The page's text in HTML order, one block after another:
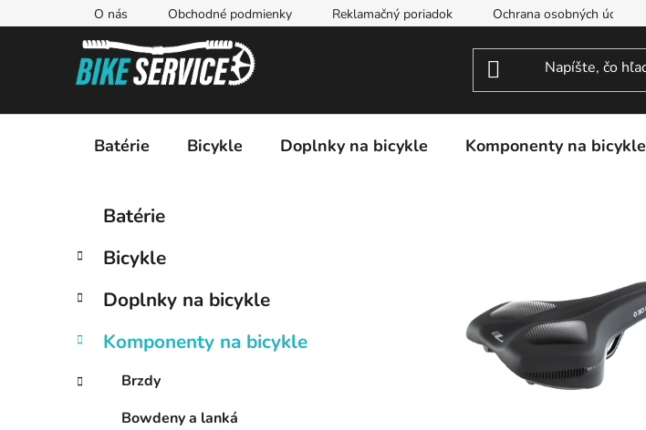
na
O nás Obchodné podmienky Reklamačný poriadok Ochrana osobných údajov
Batérie Bicykle Doplnky na bicykle Komponenty na bicykle
č
ý
a
n
e
Preskočiť
kategórie
e
ó
i
Batérie
Bicykle
Doplnky na bicykle
Komponenty na bicykle
Brzdy
Bowdeny a lanká